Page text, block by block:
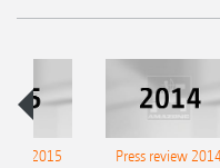
2015 Press review